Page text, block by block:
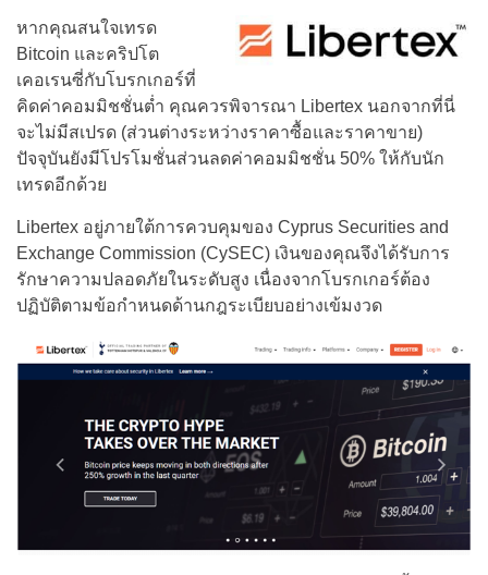
หากคุณสนใจเทรด
Bitcoin และคริปโต
เคอเรนซี่กับโบรกเกอร์ที่
คิดค่าคอมมิชชั่นต่ำ คุณควรพิจารณา Libertex นอกจากที่นี่
จะไม่มีสเปรด (ส่วนต่างระหว่างราคาซื้อและราคาขาย)
ปัจจุบันยังมีโปรโมชั่นส่วนลดค่าคอมมิชชั่น 50% ให้กับนัก
เทรดอีกด้วย
Libertex อยู่ภายใต้การควบคุมของ Cyprus Securities and
Exchange Commission (CySEC) เงินของคุณจึงได้รับการ
รักษาความปลอดภัยในระดับสูง เนื่องจากโบรกเกอร์ต้อง
ปฏิบัติตามข้อกำหนดด้านกฎระเบียบอย่างเข้มงวด